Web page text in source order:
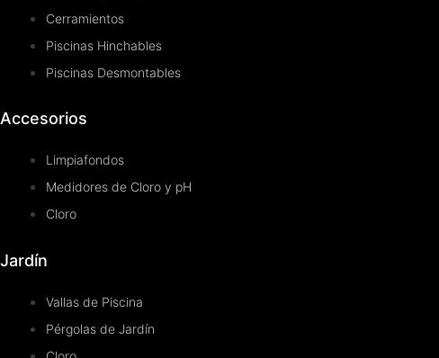
Cerramientos
Piscinas Hinchables
Piscinas Desmontables
Accesorios
Limpiafondos
Medidores de Cloro y pH
Cloro
Jardín
Vallas de Piscina
Pérgolas de Jardín